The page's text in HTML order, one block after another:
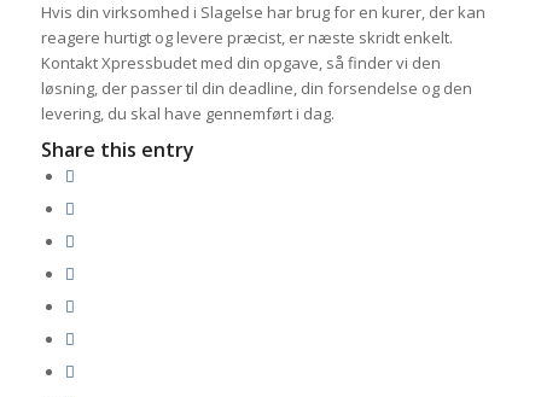
Hvis din virksomhed i Slagelse har brug for en kurer, der kan
reagere hurtigt og levere præcist, er næste skridt enkelt.
Kontakt Xpressbudet med din opgave, så finder vi den
løsning, der passer til din deadline, din forsendelse og den
levering, du skal have gennemført i dag.
Share this entry